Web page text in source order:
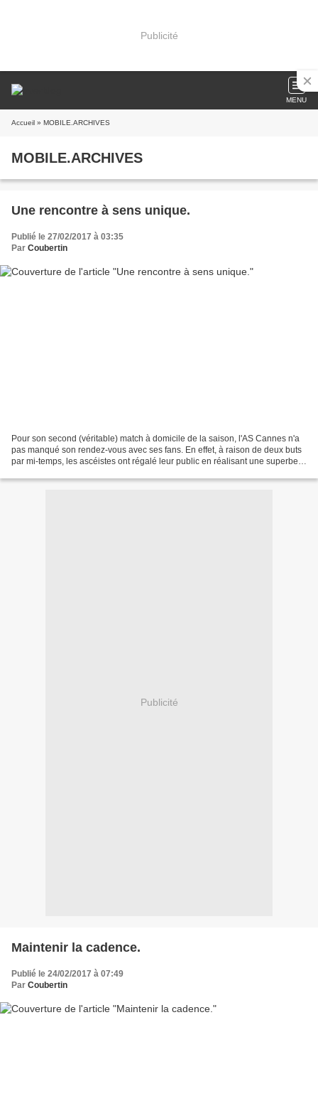
Publicité
MENU
Accueil » MOBILE.ARCHIVES
MOBILE.ARCHIVES
Une rencontre à sens unique.
Publié le 27/02/2017 à 03:35
Par Coubertin
Pour son second (véritable) match à domicile de la saison, l'AS Cannes n'a
pas manqué son rendez-vous avec ses fans. En effet, à raison de deux buts
par mi-temps, les ascéistes ont régalé leur public en réalisant une superbe
Publicité
Maintenir la cadence.
Publié le 24/02/2017 à 07:49
Par Coubertin